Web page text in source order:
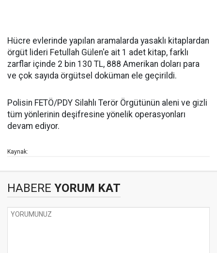
Hücre evlerinde yapılan aramalarda yasaklı kitaplardan
örgüt lideri Fetullah Gülen'e ait 1 adet kitap, farklı
zarflar içinde 2 bin 130 TL, 888 Amerikan doları para
ve çok sayıda örgütsel doküman ele geçirildi.
Polisin FETÖ/PDY Silahlı Terör Örgütünün aleni ve gizli
tüm yönlerinin deşifresine yönelik operasyonları
devam ediyor.
Kaynak:
HABERE YORUM KAT